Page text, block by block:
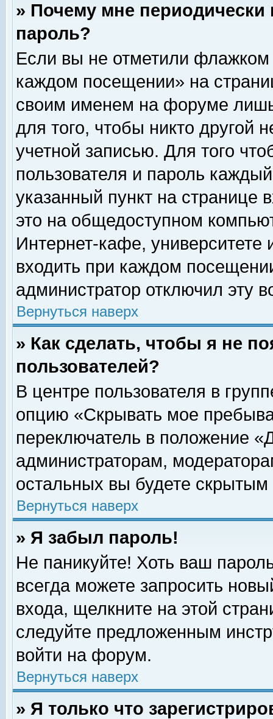
» Почему мне
пароль?
Если вы не отметили флажком
каждом посещении» на
своим именем на форуме
для того, чтобы никто другой
учетной записью. Для того
пользователя и пароль
указанный пункт на
это на общедоступном
Интернет-кафе, университете
входить при каждом
администратор отключил эту
Вернуться наверх
» Как сделать, чтобы я не
пользователей?
В центре пользователя в
опцию «Скрывать мое
переключатель в положение
администраторам,
остальных вы будете скрытым
Вернуться наверх
» Я забыл пароль!
Не паникуйте! Хоть ваш
всегда можете запросить
входа, щелкните на этой
следуйте предложенным
войти на форум.
Вернуться наверх
» Я только что